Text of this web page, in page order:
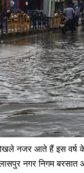
नजर आते हैं इस वर्ष
नगर निगम बरसात